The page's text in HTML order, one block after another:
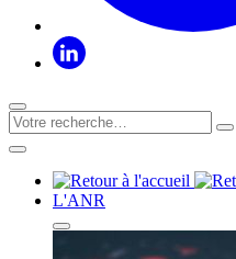
L'ANR